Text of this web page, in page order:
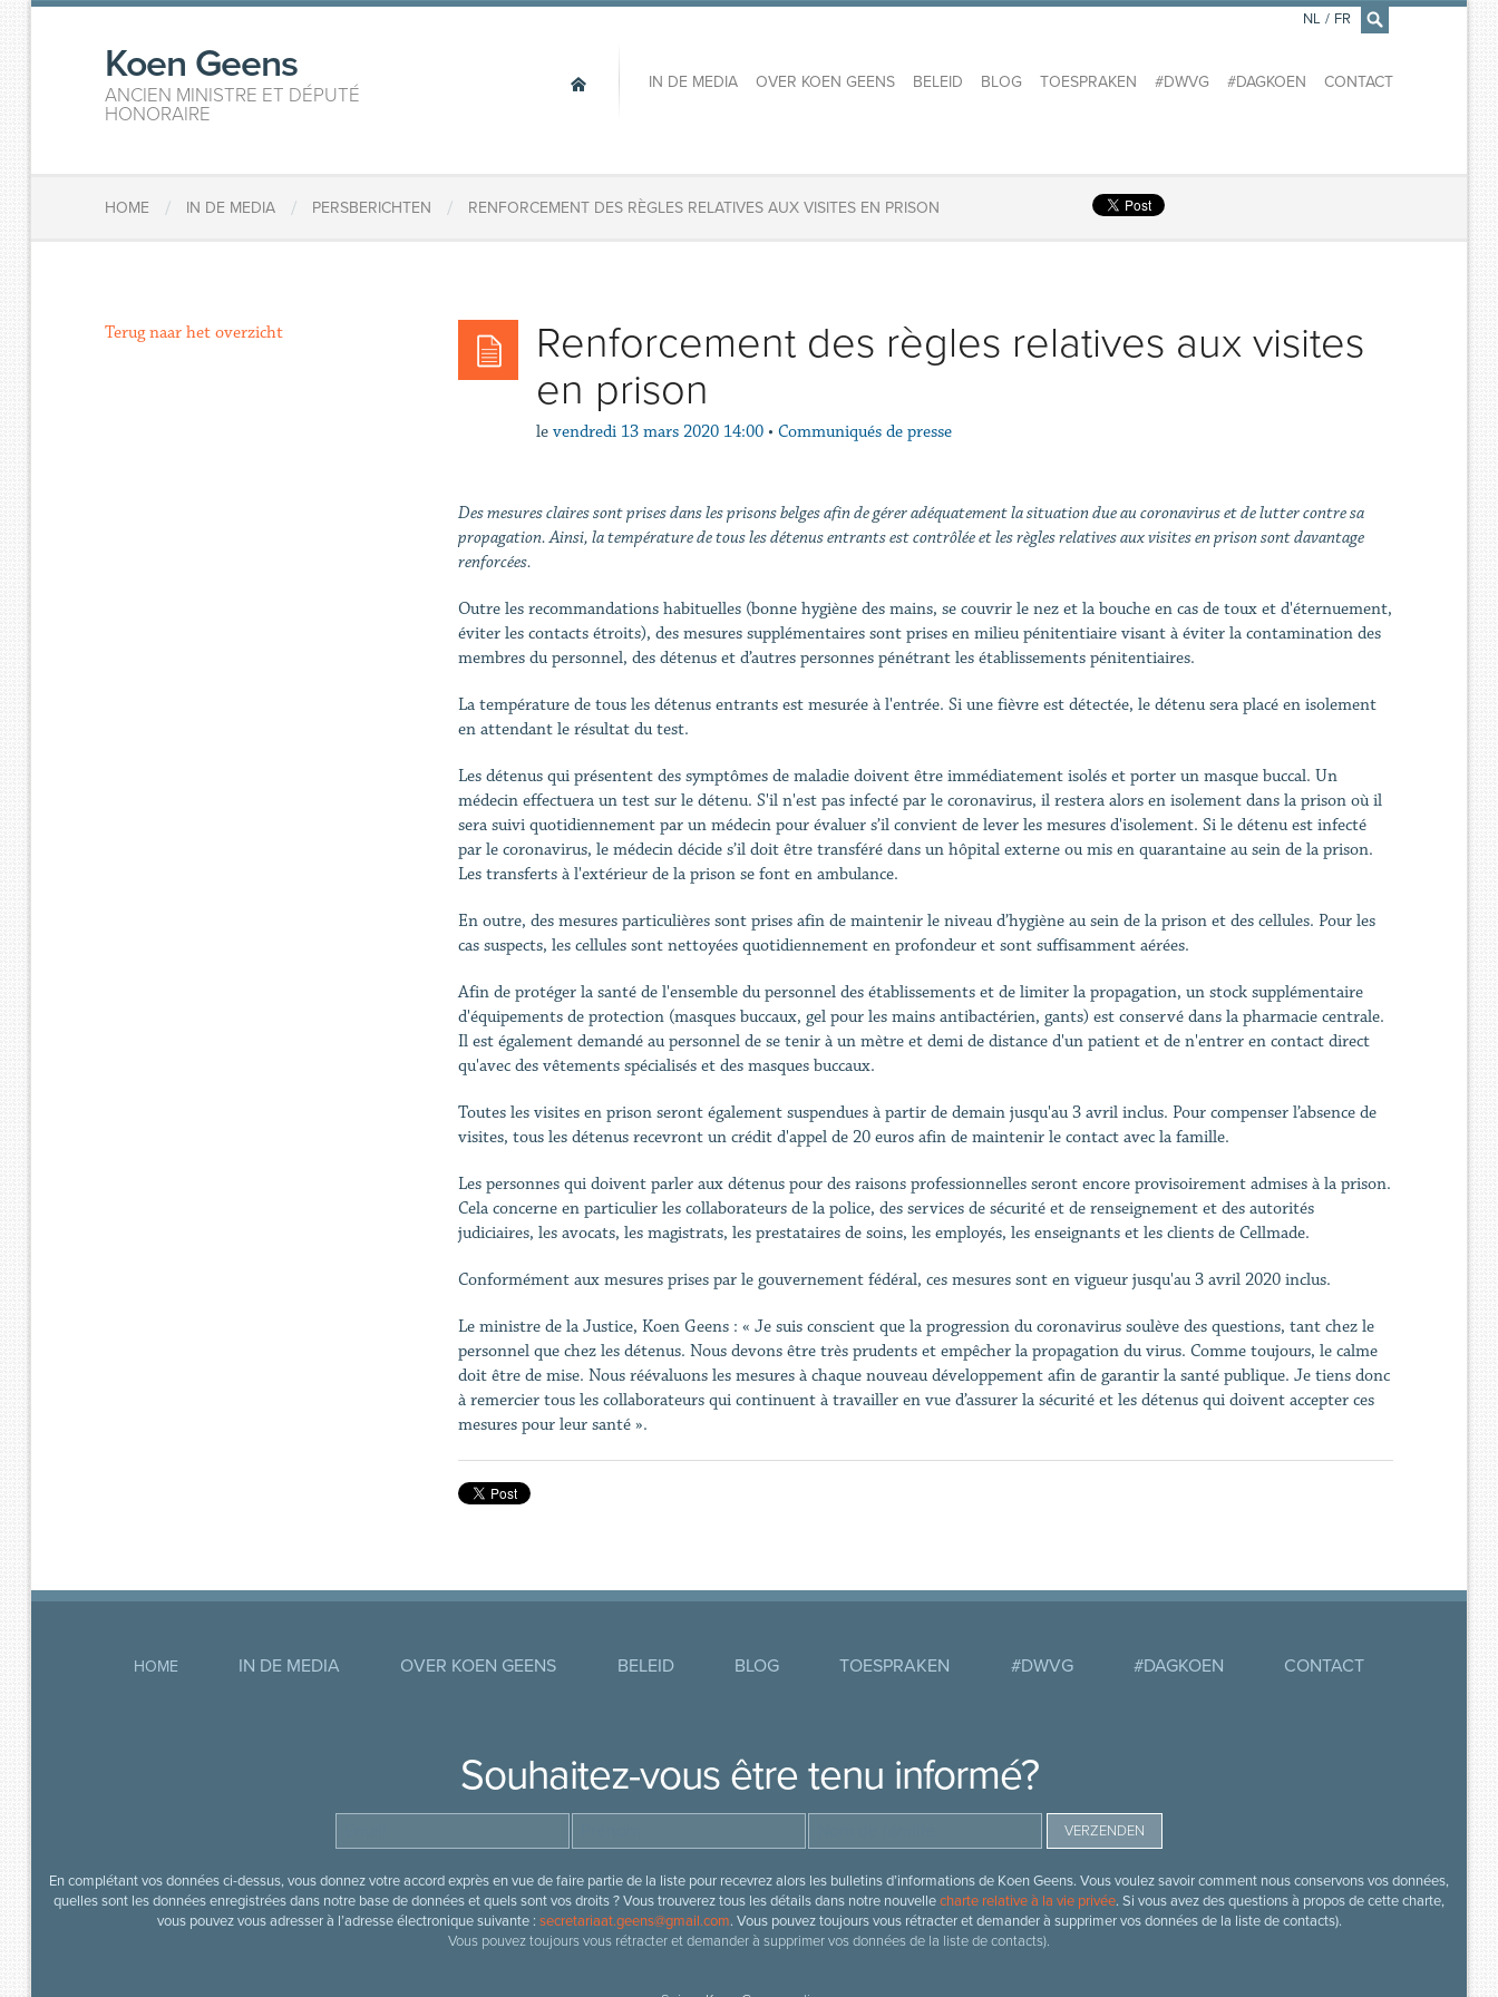
×
Koen Geens
ANCIEN MINISTRE ET DÉPUTÉ
HONORAIRE
IN DE MEDIA OVER KOEN GEENS BELEID BLOG TOESPRAKEN #DWVG #DAGKOEN CONTACT
NL / FR
HOME / IN DE MEDIA / PERSBERICHTEN / RENFORCEMENT DES RÈGLES RELATIVES AUX VISITES EN PRISON
Renforcement des règles relatives aux visites
en prison
le vendredi 13 mars 2020 14:00 • Communiqués de presse
Des mesures claires sont prises dans les prisons belges afin de gérer adéquatement la situation due au coronavirus et de lutter contre sa
propagation. Ainsi, la température de tous les détenus entrants est contrôlée et les règles relatives aux visites en prison sont davantage
renforcées.
Outre les recommandations habituelles (bonne hygiène des mains, se couvrir le nez et la bouche en cas de toux et d'éternuement,
éviter les contacts étroits), des mesures supplémentaires sont prises en milieu pénitentiaire visant à éviter la contamination des
membres du personnel, des détenus et d’autres personnes pénétrant les établissements pénitentiaires.
La température de tous les détenus entrants est mesurée à l'entrée. Si une fièvre est détectée, le détenu sera placé en isolement
en attendant le résultat du test.
Les détenus qui présentent des symptômes de maladie doivent être immédiatement isolés et porter un masque buccal. Un
médecin effectuera un test sur le détenu. S'il n'est pas infecté par le coronavirus, il restera alors en isolement dans la prison où il
sera suivi quotidiennement par un médecin pour évaluer s’il convient de lever les mesures d'isolement. Si le détenu est infecté
par le coronavirus, le médecin décide s’il doit être transféré dans un hôpital externe ou mis en quarantaine au sein de la prison.
Les transferts à l'extérieur de la prison se font en ambulance.
En outre, des mesures particulières sont prises afin de maintenir le niveau d’hygiène au sein de la prison et des cellules. Pour les
cas suspects, les cellules sont nettoyées quotidiennement en profondeur et sont suffisamment aérées.
Afin de protéger la santé de l'ensemble du personnel des établissements et de limiter la propagation, un stock supplémentaire
d'équipements de protection (masques buccaux, gel pour les mains antibactérien, gants) est conservé dans la pharmacie centrale.
Il est également demandé au personnel de se tenir à un mètre et demi de distance d'un patient et de n'entrer en contact direct
qu'avec des vêtements spécialisés et des masques buccaux.
Toutes les visites en prison seront également suspendues à partir de demain jusqu'au 3 avril inclus. Pour compenser l’absence de
visites, tous les détenus recevront un crédit d'appel de 20 euros afin de maintenir le contact avec la famille.
Les personnes qui doivent parler aux détenus pour des raisons professionnelles seront encore provisoirement admises à la prison.
Cela concerne en particulier les collaborateurs de la police, des services de sécurité et de renseignement et des autorités
judiciaires, les avocats, les magistrats, les prestataires de soins, les employés, les enseignants et les clients de Cellmade.
Conformément aux mesures prises par le gouvernement fédéral, ces mesures sont en vigueur jusqu'au 3 avril 2020 inclus.
Le ministre de la Justice, Koen Geens : « Je suis conscient que la progression du coronavirus soulève des questions, tant chez le
personnel que chez les détenus. Nous devons être très prudents et empêcher la propagation du virus. Comme toujours, le calme
doit être de mise. Nous réévaluons les mesures à chaque nouveau développement afin de garantir la santé publique. Je tiens donc
à remercier tous les collaborateurs qui continuent à travailler en vue d’assurer la sécurité et les détenus qui doivent accepter ces
mesures pour leur santé ».
Terug naar het overzicht
HOME IN DE MEDIA OVER KOEN GEENS BELEID BLOG TOESPRAKEN #DWVG #DAGKOEN CONTACT
Souhaitez-vous être tenu informé?
En complétant vos données ci-dessus, vous donnez votre accord exprès en vue de faire partie de la liste pour recevrez alors les bulletins d’informations de Koen Geens. Vous voulez savoir comment nous conservons vos données,
quelles sont les données enregistrées dans notre base de données et quels sont vos droits ? Vous trouverez tous les détails dans notre nouvellecharte relative à la vie privée. Si vous avez des questions à propos de cette charte,
vous pouvez vous adresser à l’adresse électronique suivante : secretariaat.geens@gmail.com. Vous pouvez toujours vous rétracter et demander à supprimer vos données de la liste de contacts).
Vous pouvez toujours vous rétracter et demander à supprimer vos données de la liste de contacts).